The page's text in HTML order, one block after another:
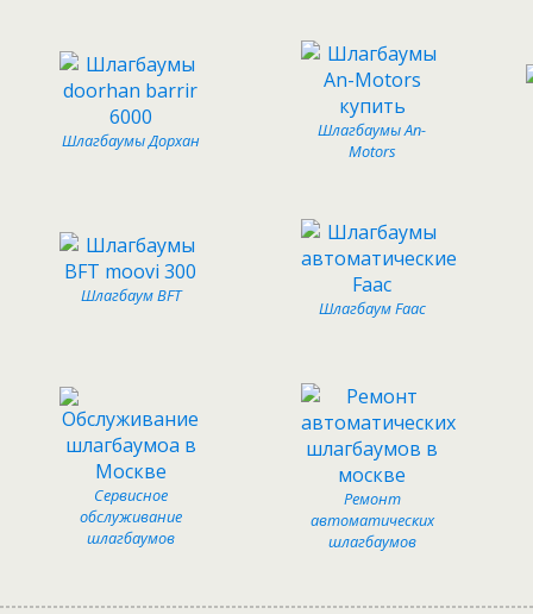
Шлагбаумы Дорхан
Шлагбаумы An-
Motors
Шлагбаум BFT
Шлагбаум Faac
Сервисное
обслуживание
шлагбаумов
Ремонт
автоматических
шлагбаумов